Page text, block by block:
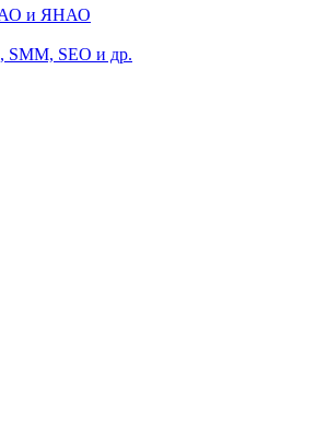
и ЯНАО
SMM, SEO и др.